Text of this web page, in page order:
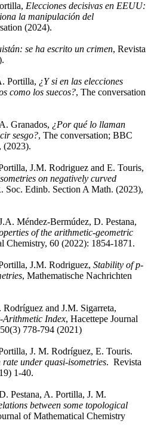
Elecciones decisivas en EEUU:
la manipulación del
(2024).
se ha escrito un crimen, Revista
Portilla, ¿Y si en las elecciones
como los suecos?, The conversation
Granados, ¿Por qué lo llaman
sesgo?, The conversation; BBC
(2023).
J.M. Rodriguez and E. Touris,
on negatively curved
Soc. Edinb. Section A Math. (2023),
Méndez-Bermúdez, D. Pestana,
of the arithmetic-geometric
Chemistry, 60 (2022): 1854-1871.
J.M. Rodriguez, Stability of p-
, Mathematische Nachrichten
and J.M. Sigarreta,
Arithmetic Index, Hacettepe Journal
778-794 (2021)
J. M. Rodríguez, E. Touris.
under quasi-isometries. Revista
1-40.
Pestana, A. Portilla, J. M.
between some topological
of Mathematical Chemistry